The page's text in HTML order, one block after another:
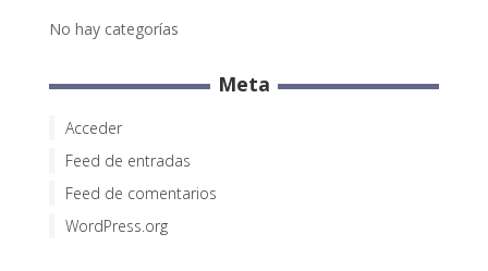
No hay categorías
Meta
Acceder
Feed de entradas
Feed de comentarios
WordPress.org